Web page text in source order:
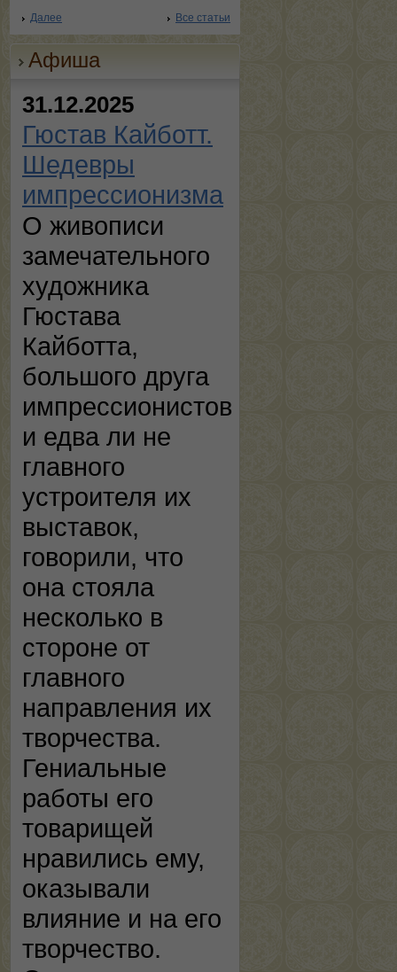
Далее Все статьи
Афиша
31.12.2025
Гюстав Кайботт.
Шедевры
импрессионизма
О живописи
замечательного
художника
Гюстава
Кайботта,
большого друга
импрессионистов
и едва ли не
главного
устроителя их
выставок,
говорили, что
она стояла
несколько в
стороне от
главного
направления их
творчества.
Гениальные
работы его
товарищей
нравились ему,
оказывали
влияние и на его
творчество.